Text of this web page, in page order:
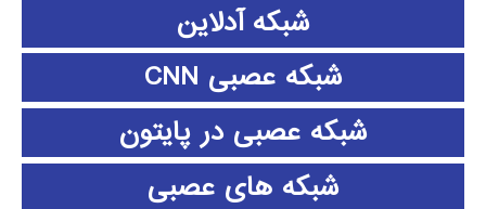
شبکه آدلاین
شبکه عصبی CNN
شبکه عصبی در پایتون
شبکه های عصبی